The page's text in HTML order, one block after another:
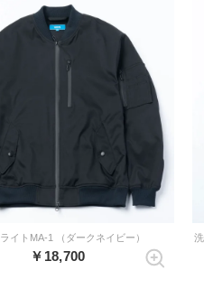
イトMA-1 （ダークネイビー）
￥18,700